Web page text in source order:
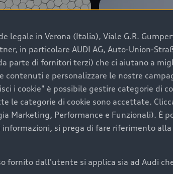
legale in Verona (Italia), Viale G.R.
in particolare AUDI AG, Auto-Union-
parte di fornitori terzi) che ci aiutano a
contenuti e personalizzare le nostre
i cookie" è possibile gestire categorie di
categorie di cookie sono accettate.
Marketing, Performance e Funzionali). È
si prega di fare riferimento
fornito dall'utente si applica sia ad Audi